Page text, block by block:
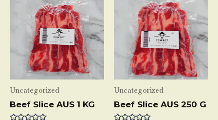
Uncategorized
Beef Slice AUS 1 KG
Uncategorized
Beef Slice AUS 250 G